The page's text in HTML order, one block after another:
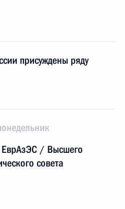
присуждены ряду
/ Высшего
совета